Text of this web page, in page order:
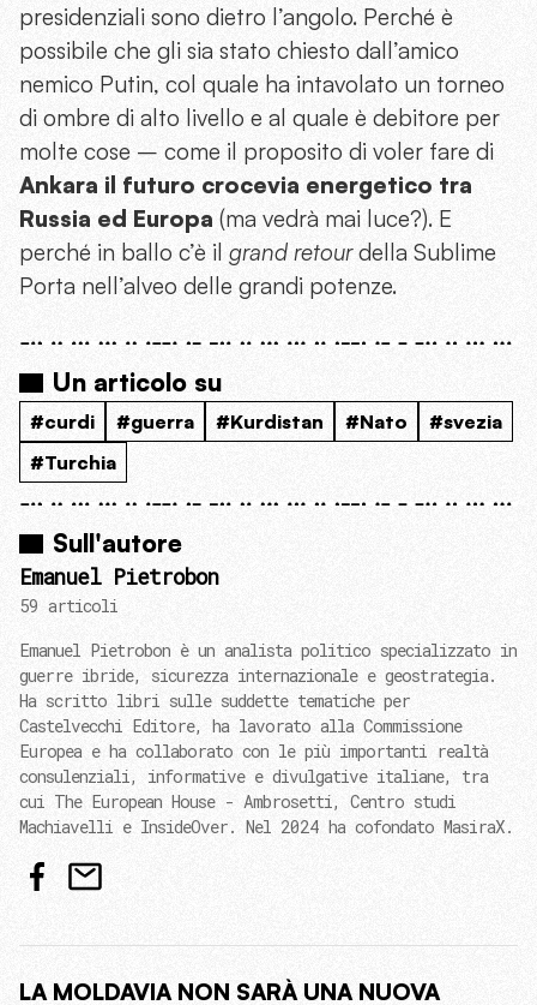
presidenziali sono dietro l’angolo. Perché è
possibile che gli sia stato chiesto dall’amico
nemico Putin, col quale ha intavolato un torneo
di ombre di alto livello e al quale è debitore per
molte cose – come il proposito di voler fare di
Ankara il futuro crocevia energetico tra
Russia ed Europa (ma vedrà mai luce?). E
perché in ballo c’è il grand retourdella Sublime
Porta nell’alveo delle grandi potenze.
Un articolo su
#curdi #guerra #Kurdistan #Nato
#svezia
#Turchia
Sull'autore
Emanuel Pietrobon
59 articoli
Emanuel Pietrobon è un analista politico specializzato in
guerre ibride, sicurezza internazionale e geostrategia.
Ha scritto libri sulle suddette tematiche per
Castelvecchi Editore, ha lavorato alla Commissione
Europea e ha collaborato con le più importanti realtà
consulenziali, informative e divulgative italiane, tra
cui The European House - Ambrosetti, Centro studi
Machiavelli e InsideOver. Nel 2024 ha cofondato MasiraX.
LA MOLDAVIA NON SARÀ UNA NUOVA